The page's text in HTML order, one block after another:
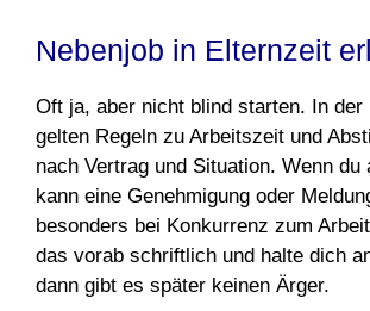
Nebenjob in Elternzeit
Oft ja, aber nicht blind starten. In der
gelten Regeln zu Arbeitszeit und
nach Vertrag und Situation. Wenn du
kann eine Genehmigung oder
besonders bei Konkurrenz zum
das vorab schriftlich und halte dich
dann gibt es später keinen Ärger.